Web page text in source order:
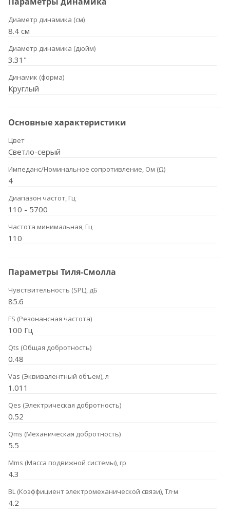
Диаметр динамика (см)
8.4 см
Диаметр динамика (дюйм)
3.31"
Динамик (форма)
Круглый
Основные характеристики
Цвет
Светло-серый
Импеданс/Номинальное сопротивление, Ом (Ω)
4
Диапазон частот, Гц
110 - 5700
Частота минимальная, Гц
110
Параметры Тиля-Смолла
Чувствительность (SPL), дБ
85.6
FS (Резонансная частота)
100 Гц
Qts (Общая добротность)
0.48
Vas (Эквивалентный объем), л
1.011
Qes (Электрическая добротность)
0.52
Qms (Механическая добротность)
5.5
Mms (Масса подвижной системы), гр
4.3
BL (Коэффициент электромеханической связи), Тл·м
4.2